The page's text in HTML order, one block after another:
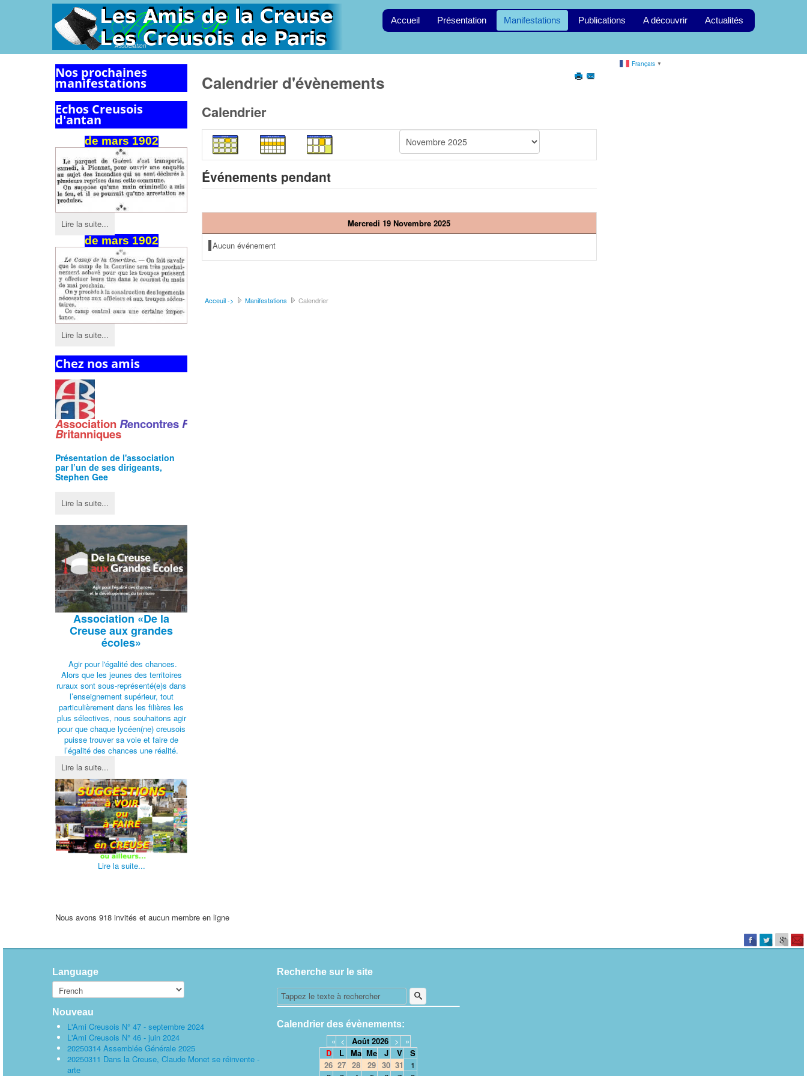
Association
Accueil Présentation Manifestations Publications A découvrir Actualités
Nos prochaines
manifestations
Echos Creusois
d'antan
de mars 1902
Lire la suite...
de mars 1902
Lire la suite...
Chez nos amis
AssociationRencontresF
Britanniques
Présentation de l'association
par l’un de ses dirigeants,
Stephen Gee
Lire la suite...
Association «De la
Creuse aux grandes
écoles»
Agir pour l'égalité des chances.
Alors que les jeunes des territoires
ruraux sont sous-représenté(e)s dans
l’enseignement supérieur, tout
particulièrement dans les filières les
plus sélectives, nous souhaitons agir
pour que chaque lycéen(ne) creusois
puisse trouver sa voie et faire de
l’égalité des chances une réalité.
Lire la suite...
Lire la suite...
Calendrier d'évènements
Calendrier
Événements pendant
Mercredi 19 Novembre 2025
Aucun événement
Acceuil -> Manifestations Calendrier
Français ▼
Nous avons 918 invités et aucun membre en ligne
Language
Nouveau
L'Ami Creusois N° 47 - septembre 2024
L'Ami Creusois N° 46 - juin 2024
20250314 Assemblée Générale 2025
20250311 Dans la Creuse, Claude Monet se réinvente -
arte
Recherche sur le site
Calendrier des évènements:
« < Août 2026 >
»
D
L Ma Me J V
S
26 27 28 29 30 31
1